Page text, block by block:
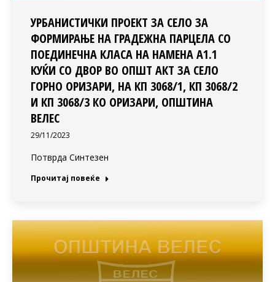
УРБАНИСТИЧКИ ПРОЕКТ ЗА СЕЛО ЗА
ФОРМИРАЊЕ НА ГРАДЕЖНА ПАРЦЕЛА СО
ПОЕДИНЕЧНА КЛАСА НА НАМЕНА А1.1
КУЌИ СО ДВОР ВО ОПШТ АКТ ЗА СЕЛО
ГОРНО ОРИЗАРИ, НА КП 3068/1, КП 3068/2
И КП 3068/3 КО ОРИЗАРИ, ОПШТИНА
ВЕЛЕС
29/11/2023
Потврда Синтезен
Прочитај повеќе